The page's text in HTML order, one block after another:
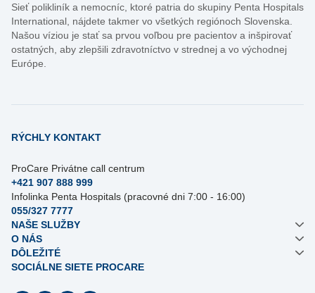
Sieť polikliník a nemocníc, ktoré patria do skupiny Penta Hospitals
International, nájdete takmer vo všetkých regiónoch Slovenska.
Našou víziou je stať sa prvou voľbou pre pacientov a inšpirovať
ostatných, aby zlepšili zdravotníctvo v strednej a vo východnej
Európe.
RÝCHLY KONTAKT
ProCare Privátne call centrum
+421 907 888 999
Infolinka Penta Hospitals (pracovné dni 7:00 - 16:00)
055/327 7777
NAŠE SLUŽBY
O NÁS
DÔLEŽITÉ
SOCIÁLNE SIETE PROCARE